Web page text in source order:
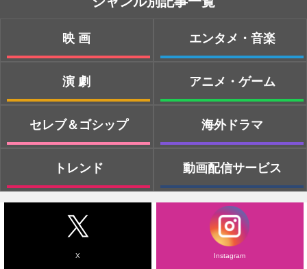
映画
演劇
セレブ＆ゴシップ
トレンド
エンタメ・音楽
アニメ・ゲーム
海外ドラマ
動画配信サービス
X Instagram